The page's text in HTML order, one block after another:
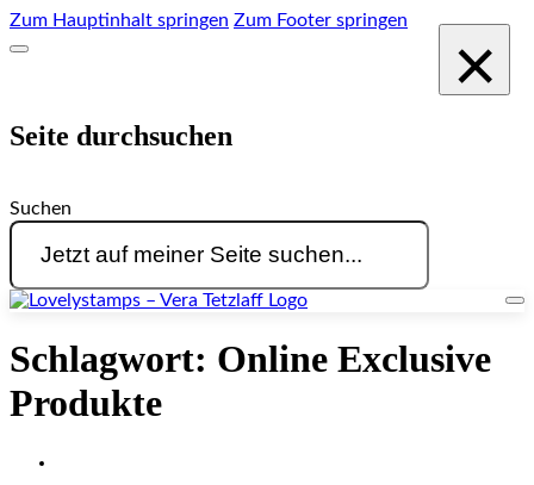
Zum Hauptinhalt springen Zum Footer springen
Seite durchsuchen
Suchen
×
Schlagwort: Online Exclusive
Produkte